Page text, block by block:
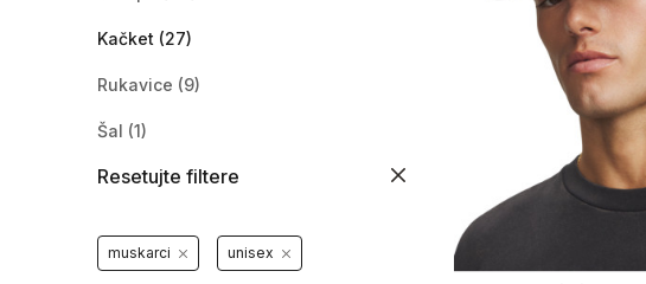
Kačket (27)
Rukavice (9)
Šal (1)
Znojnica(2)
Kaiš(1)
Resetujte filtere
muskarci unisex